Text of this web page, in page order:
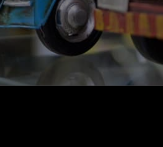
Εγγυόμαστε την ασφάλεια
των συναλλαγών σας.